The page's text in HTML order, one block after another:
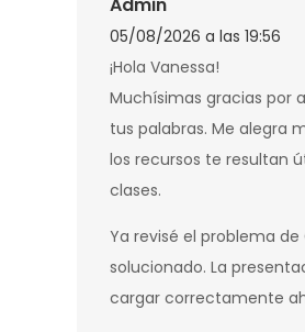
Admin
05/08/2026 a las 19:56
¡Hola Vanessa!
Muchísimas gracias por
tus palabras. Me alegra
los recursos te resultan
clases.
Ya revisé el problema de
solucionado. La
cargar correctamente